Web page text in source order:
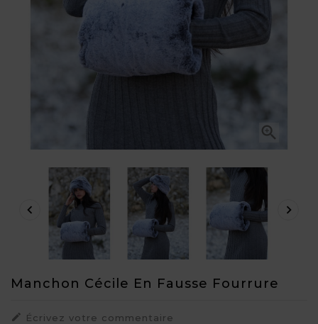

 
Manchon Cécile En Fausse Fourrure
 Écrivez votre commentaire